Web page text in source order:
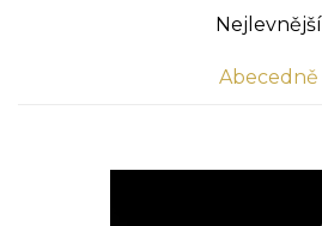
Nejlevnější
Abecedně